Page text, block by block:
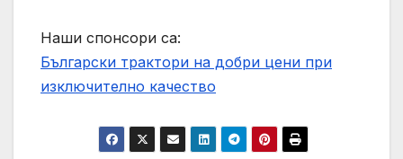
Наши спонсори са:
Български трактори на добри цени при
изключително качество